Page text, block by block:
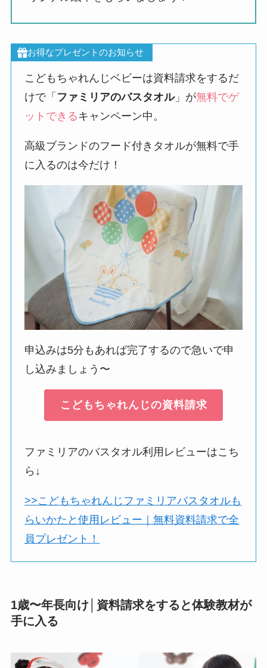
お得なプレゼントのお知らせ
こどもちゃれんじベビーは資料請求をするだ
けで「 ファミリアのバスタオル」が無料でゲ
ットできるキャンペーン中。
高級ブランドのフード付きタオルが無料で手
に入るのは今だけ！
申込みは5分もあれば完了するので急いで申
し込みましょう〜
こどもちゃれんじの資料請求
ファミリアのバスタオル利用レビューはこち
ら↓
>>こどもちゃれんじファミリアバスタオルも
らいかたと使用レビュー｜無料資料請求で全
員プレゼント！
1歳〜年長向け│資料請求をすると体験教材が
手に入る